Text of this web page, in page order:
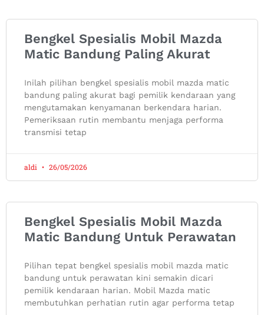
Bengkel Spesialis Mobil Mazda
Matic Bandung Paling Akurat
Inilah pilihan bengkel spesialis mobil mazda matic
bandung paling akurat bagi pemilik kendaraan yang
mengutamakan kenyamanan berkendara harian.
Pemeriksaan rutin membantu menjaga performa
transmisi tetap
aldi 26/05/2026
Bengkel Spesialis Mobil Mazda
Matic Bandung Untuk Perawatan
Pilihan tepat bengkel spesialis mobil mazda matic
bandung untuk perawatan kini semakin dicari
pemilik kendaraan harian. Mobil Mazda matic
membutuhkan perhatian rutin agar performa tetap